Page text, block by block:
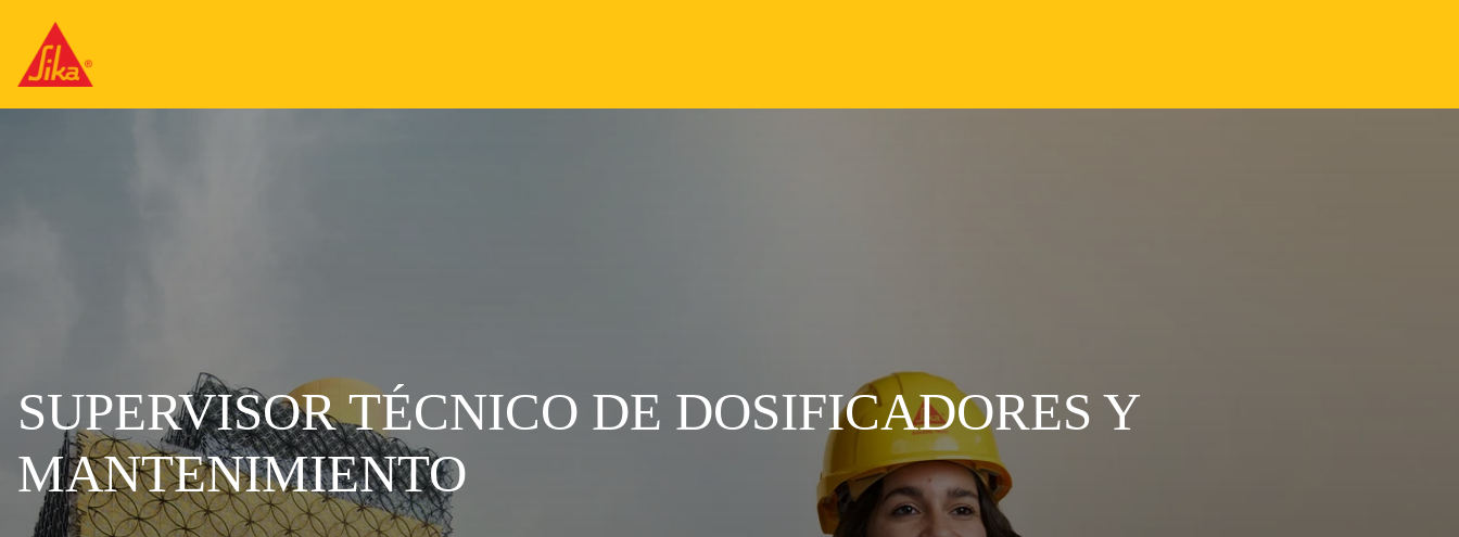
SUPERVISOR TÉCNICO DE DOSIFICADORES Y
MANTENIMIENTO